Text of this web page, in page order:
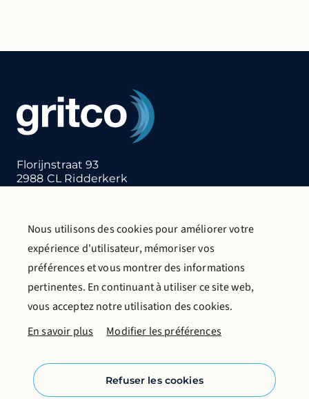
Florijnstraat 93
2988 CL Ridderkerk
Nous contacter
Demande de catalogue
En savoir plus sur Gritco
Nous utilisons des cookies pour améliorer votre
expérience d'utilisateur, mémoriser vos
préférences et vous montrer des informations
pertinentes. En continuant à utiliser ce site web,
vous acceptez notre utilisation des cookies.
En savoir plus
Modifier les préférences
Refuser les cookies